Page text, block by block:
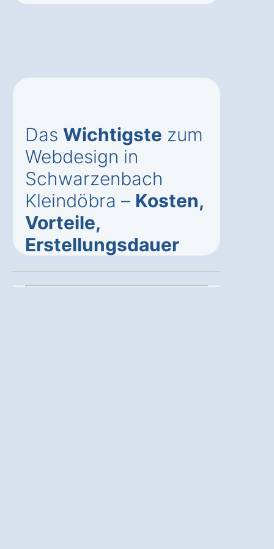
Das Wichtigste zum
Webdesign in
Schwarzenbach
Kleindöbra – Kosten,
Vorteile,
Erstellungsdauer